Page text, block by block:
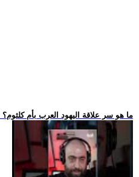
.. ما هو سر علاقة اليهود العرب بأم كلثوم؟